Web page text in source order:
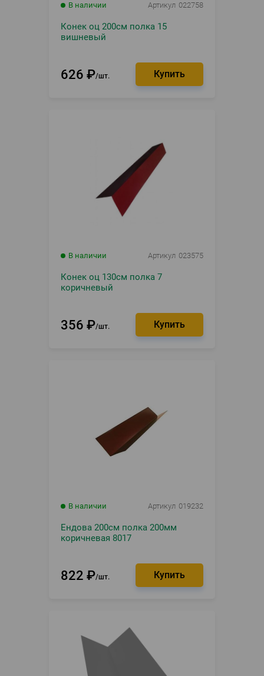
В наличии Артикул 022758
Конек оц 200см полка 15
вишневый
626 ₽ шт.
В наличии Артикул 023575
Конек оц 130см полка 7
коричневый
356 ₽ шт.
В наличии Артикул 019232
Ендова 200см полка 200мм
коричневая 8017
822 ₽ шт.